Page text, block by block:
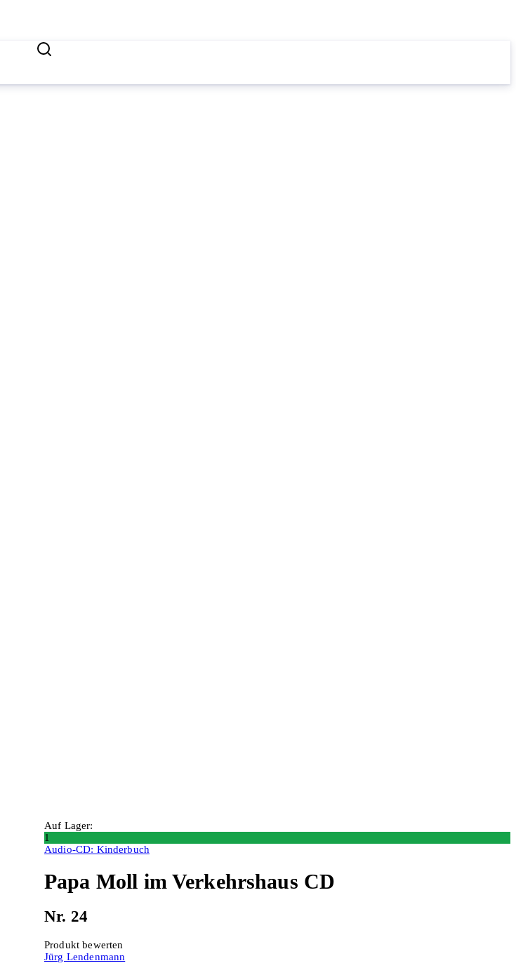
Auf Lager:
1
Audio-CD: Kinderbuch
Papa Moll im Verkehrshaus CD
Nr. 24
Produkt bewerten
Jürg Lendenmann